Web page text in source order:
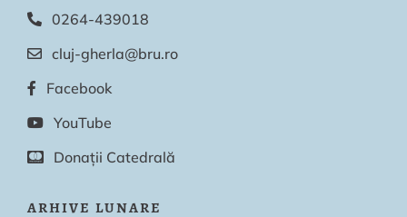
0264-439018
cluj-gherla@bru.ro
Facebook
YouTube
Donații Catedrală
ARHIVE LUNARE